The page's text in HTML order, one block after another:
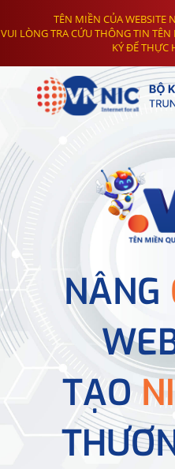
TÊN MIỀN CỦA WEBSITE
VUI LÒNG TRA CỨU THÔNG TIN TÊN
KÝ ĐỂ THỰC
NÂNG
TẠO